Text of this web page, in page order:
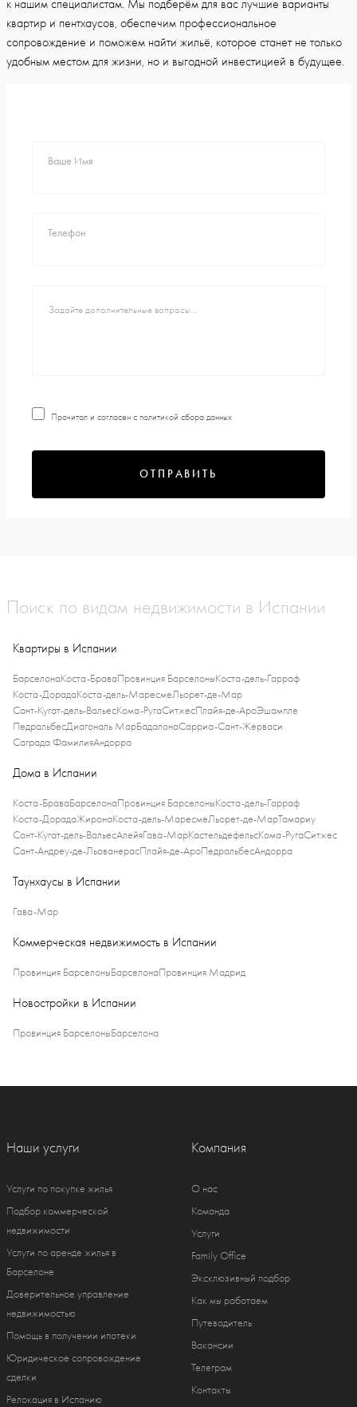
к нашим специалистам. Мы подберём для вас лучшие варианты
квартир и пентхаусов, обеспечим профессиональное
сопровождение и поможем найти жильё, которое станет не только
удобным местом для жизни, но и выгодной инвестицией в будущее.
Ваше Имя
Телефон
Прочитал и согласен с политикой сбора данных
ОТПРАВИТЬ
Поиск по видам недвижимости в Испании
Квартиры в Испании
БарселонаКоста-БраваПровинция БарселоныКоста-дель-Гарраф
Коста-ДорадаКоста-дель-МаресмеЛьорет-де-Мар
Сант-Кугат-дель-ВальесКома-РугаСитжесПлайя-де-АроЭшампле
ПедральбесДиагональ МарБадалонаСарриа-Сант-Жерваси
Саграда ФамилияАндорра
Дома в Испании
Коста-БраваБарселонаПровинция БарселоныКоста-дель-Гарраф
Коста-ДорадаЖиронаКоста-дель-МаресмеЛьорет-де-МарТамариу
Сант-Кугат-дель-ВальесАлейяГава-МарКастельдефельсКома-РугаСитжес
Сант-Андреу-де-ЛьаванерасПлайя-де-АроПедральбесАндорра
Таунхаусы в Испании
Гава-Мар
Коммерческая недвижимость в Испании
Провинция БарселоныБарселонаПровинция Мадрид
Новостройки в Испании
Провинция БарселоныБарселона
Наши услуги
Услуги по покупке жилья
Подбор коммерческой
недвижимости
Услуги по аренде жилья в
Барселоне
Доверительное управление
недвижимостью
Помощь в получении ипотеки
Юридическое сопровождение
сделки
Релокация в Испанию
Компания
О нас
Команда
Услуги
Family Office
Эксклюзивный подбор
Как мы работаем
Путеводитель
Вакансии
Телеграм
Контакты